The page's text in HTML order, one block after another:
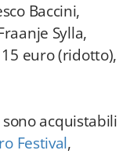
Baccini,
Sylla,
euro (ridotto),
acquistabili
Festival,